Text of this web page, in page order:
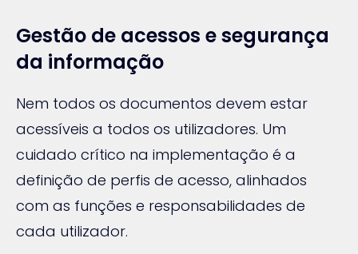
Gestão de acessos e segurança
da informação
Nem todos os documentos devem estar
acessíveis a todos os utilizadores. Um
cuidado crítico na implementação é a
definição de perfis de acesso, alinhados
com as funções e responsabilidades de
cada utilizador.